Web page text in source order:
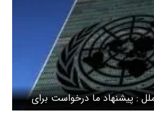
: پیشنهاد ما درخواست‌ برای
در مذاکره است/ قاطعانه